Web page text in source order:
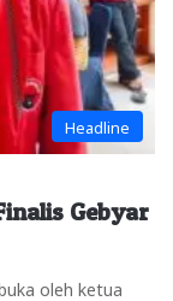
Headline
Gebyar
oleh ketua